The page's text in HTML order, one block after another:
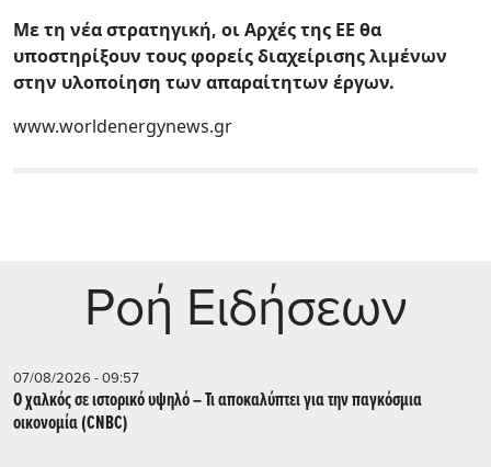
Με τη νέα στρατηγική, οι Αρχές της ΕΕ θα
υποστηρίξουν τους φορείς διαχείρισης λιμένων
στην υλοποίηση των απαραίτητων έργων.
www.worldenergynews.gr
Ρoή Ειδήσεων
07/08/2026 - 09:57
Ο χαλκός σε ιστορικό υψηλό – Τι αποκαλύπτει για την παγκόσμια
οικονομία (CNBC)